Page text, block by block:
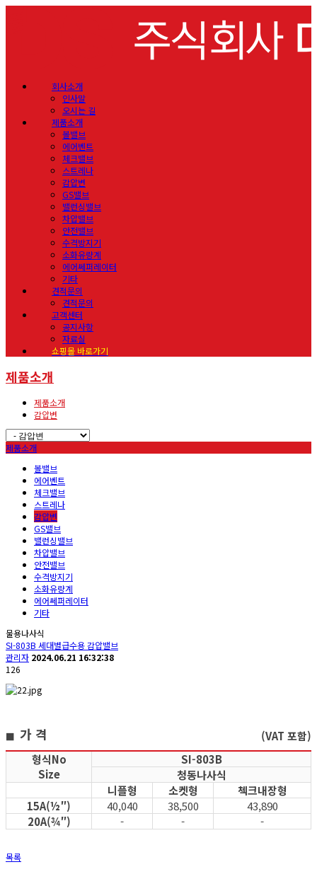
회사소개
인사말
오시는 길
제품소개
볼밸브
에어벤트
체크밸브
스트레나
감압변
GS밸브
밸런싱밸브
차압밸브
안전밸브
수격방지기
소화유량계
에어쎄퍼레이터
기타
견적문의
견적문의
고객센터
공지사항
자료실
쇼핑몰 바로가기
제품소개
제품소개
감압변
제품소개
볼밸브
에어벤트
체크밸브
스트레나
감압변
GS밸브
밸런싱밸브
차압밸브
안전밸브
수격방지기
소화유량계
에어쎄퍼레이터
기타
물용나사식
SI-803B 세대별급수용 감압밸브
관리자 2024.06.21 16:32:38
126
■ 가 격
(VAT 포함)
형식No
Size
SI-803B
청동나사식
니플형
소켓형
첵크내장형
15A(½″)
40,040 38,500
43,890
20A(¾″)
- - -
목록